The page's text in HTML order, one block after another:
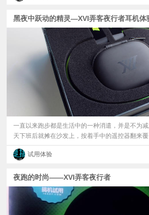
黑夜中跃动的精灵—XVI弄客夜行者耳机体
一直以来跑步都是生活中的一种消遣，并是不为
天下班后就摊在沙发上，按着手中的遥控器翻来覆
试用体验
夜跑的时尚——XVI弄客夜行者